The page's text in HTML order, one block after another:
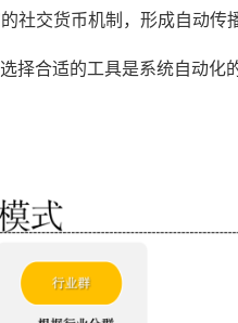
社交货币机制，形成自动传
择合适的工具是系统自动